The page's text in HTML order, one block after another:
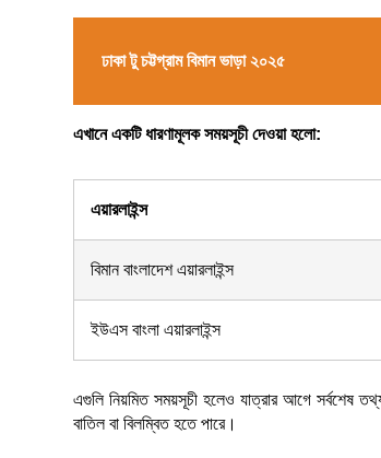
ঢাকা টু চট্টগ্রাম বিমান ভাড়া ২০২৫
এখানে একটি ধারণামূলক সময়সূচী দেওয়া হলো:
এয়ারলাইন্স
বিমান বাংলাদেশ এয়ারলাইন্স
ইউএস বাংলা এয়ারলাইন্স
এগুলি নিয়মিত সময়সূচী হলেও যাত্রার আগে সর্বশেষ
বাতিল বা বিলম্বিত হতে পারে।